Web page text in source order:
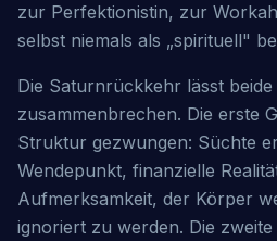
zur Perfektionistin, zur
selbst niemals als „spirituell"
Die Saturnrückkehr lässt beide
zusammenbrechen. Die erste
Struktur gezwungen: Süchte
Wendepunkt, finanzielle
Aufmerksamkeit, der Körper
ignoriert zu werden. Die